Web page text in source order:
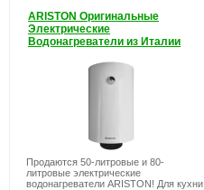
ARISTON Оригинальные
Электрические
Водонагреватели из Италии
Продаются 50-литровые и 80-
литровые электрические
водонагреватели ARISTON! Для кухни